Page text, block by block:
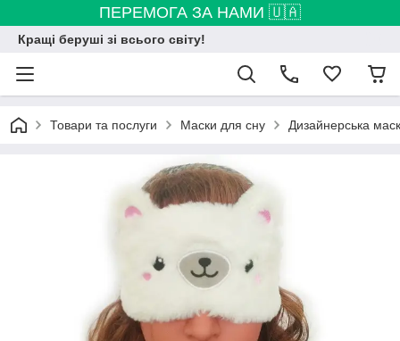
ПЕРЕМОГА ЗА НАМИ 🇺🇦
Кращі беруші зі всього світу!
Товари та послуги Маски для сну Дизайнерська